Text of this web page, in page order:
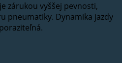
zárukou vyššej pevnosti,
pneumatiky. Dynamika jazdy